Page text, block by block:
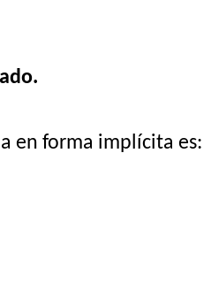
en forma implícita es: